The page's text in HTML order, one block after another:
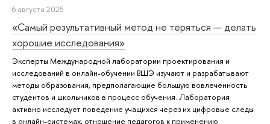
6 августа 2026
«Самый результативный метод не теряться — делать
хорошие исследования»
Эксперты Международной лаборатории проектирования и
исследований в онлайн-обучении ВШЭ изучают и разрабатывают
методы образования, предполагающие большую вовлеченность
студентов и школьников в процесс обучения. Лаборатория
активно исследует поведение учащихся через их цифровые следы
в онлайн-системах, отношение педагогов к применению